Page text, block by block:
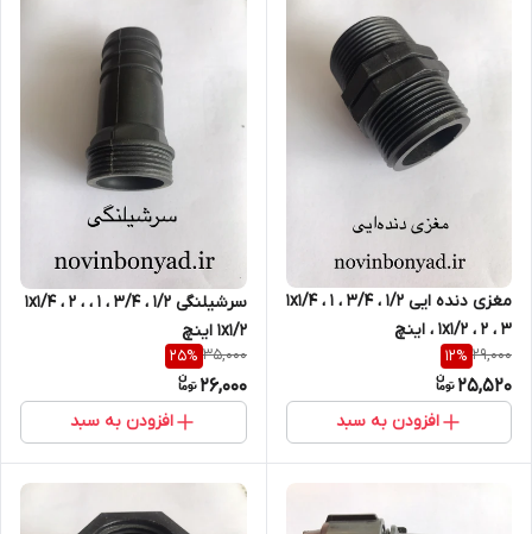
مغزی دنده ایی 1/2 ، 3/4 ، 1 ، 1x1/4
، 1x1/2 ، 2 ، 3 اینچ
29,000
12%
25,520
افزودن به سبد
سرشیلنگی 1/2 ، 3/4 ، 1 ، 1x1/4 ، 2 ،
1x1/2 اینچ
35,000
25%
26,000
افزودن به سبد